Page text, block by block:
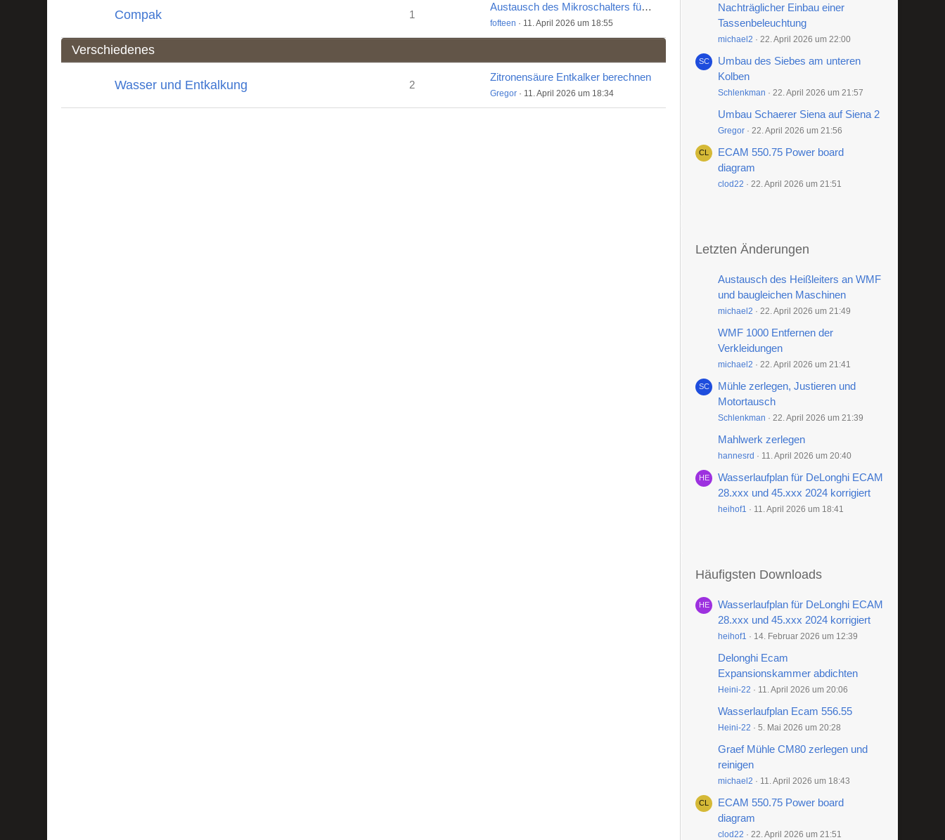
Compak 1
Austausch des Mikroschalters für den Timer an einer K3 touch
fofteen 11. April 2026 um 18:55
Verschiedenes
Wasser und Entkalkung 2
Zitronensäure Entkalker berechnen
Gregor 11. April 2026 um 18:34
Nachträglicher Einbau einer
Tassenbeleuchtung
michael2 22. April 2026 um 22:00
Umbau des Siebes am unteren
Kolben
Schlenkman 22. April 2026 um 21:57
Umbau Schaerer Siena auf Siena 2
Gregor 22. April 2026 um 21:56
ECAM 550.75 Power board
diagram
clod22 22. April 2026 um 21:51
Letzten Änderungen
Austausch des Heißleiters an WMF
und baugleichen Maschinen
michael2 22. April 2026 um 21:49
WMF 1000 Entfernen der
Verkleidungen
michael2 22. April 2026 um 21:41
Mühle zerlegen, Justieren und
Motortausch
Schlenkman 22. April 2026 um 21:39
Mahlwerk zerlegen
hannesrd 11. April 2026 um 20:40
Wasserlaufplan für DeLonghi ECAM
28.xxx und 45.xxx 2024 korrigiert
heihof1 11. April 2026 um 18:41
Häufigsten Downloads
Wasserlaufplan für DeLonghi ECAM
28.xxx und 45.xxx 2024 korrigiert
heihof1 14. Februar 2026 um 12:39
Delonghi Ecam
Expansionskammer abdichten
Heini-22 11. April 2026 um 20:06
Wasserlaufplan Ecam 556.55
Heini-22 5. Mai 2026 um 20:28
Graef Mühle CM80 zerlegen und
reinigen
michael2 11. April 2026 um 18:43
ECAM 550.75 Power board
diagram
clod22 22. April 2026 um 21:51